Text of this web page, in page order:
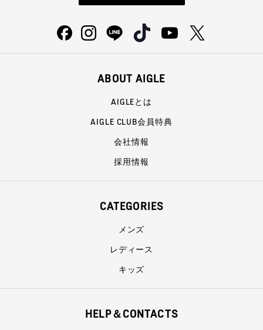
ABOUT AIGLE
AIGLEとは
AIGLE CLUB会員特典
会社情報
採用情報
CATEGORIES
メンズ
レディース
キッズ
HELP＆CONTACTS